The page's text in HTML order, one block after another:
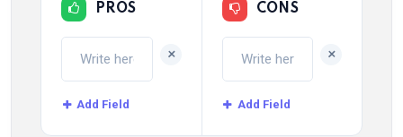
PROS
+
Add Field
CONS
+
Add Field